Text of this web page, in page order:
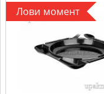
Лови момент